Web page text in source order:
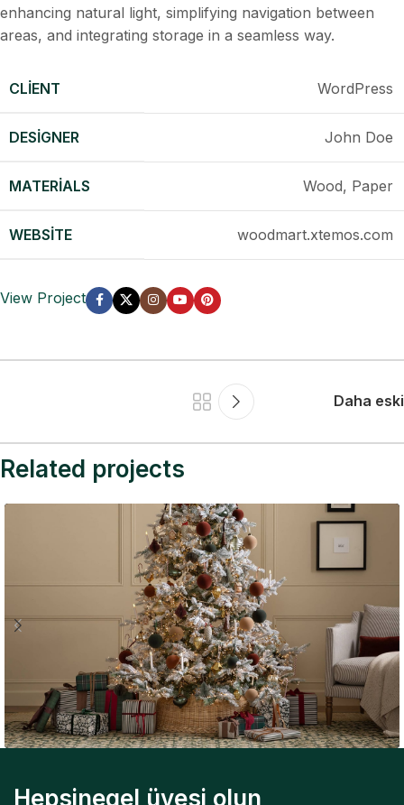
enhancing natural light, simplifying navigation between
areas, and integrating storage in a seamless way.
CLIENT WordPress
DESIGNER John Doe
MATERIALS Wood, Paper
WEBSITE woodmart.xtemos.com
View Project
Daha eski
Related projects
Hepsinegel üyesi olun